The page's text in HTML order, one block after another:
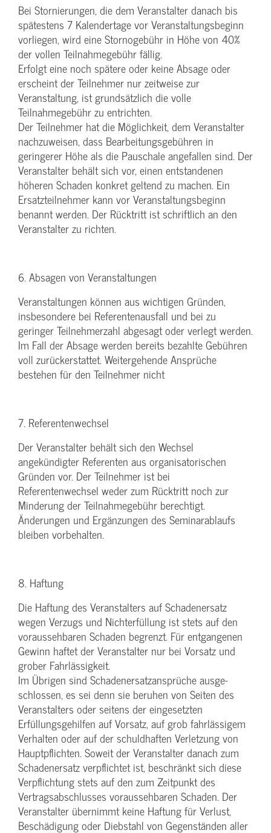
Bei Stornierungen, die dem Veranstalter danach bis
spätestens 7 Kalendertage vor Veranstaltungsbeginn
vorliegen, wird eine Stornogebühr in Höhe von 40%
der vollen Teilnahmegebühr fällig.
Erfolgt eine noch spätere oder keine Absage oder
erscheint der Teilnehmer nur zeitweise zur
Veranstaltung, ist grundsätzlich die volle
Teilnahmegebühr zu entrichten.
Der Teilnehmer hat die Möglichkeit, dem Veranstalter
nachzuweisen, dass Bearbeitungsgebühren in
geringerer Höhe als die Pauschale angefallen sind. Der
Veranstalter behält sich vor, einen entstandenen
höheren Schaden konkret geltend zu machen. Ein
Ersatzteilnehmer kann vor Veranstaltungsbeginn
benannt werden. Der Rücktritt ist schriftlich an den
Veranstalter zu richten.
6. Absagen von Veranstaltungen
Veranstaltungen können aus wichtigen Gründen,
insbesondere bei Referentenausfall und bei zu
geringer Teilnehmerzahl abgesagt oder verlegt werden.
Im Fall der Absage werden bereits bezahlte Gebühren
voll zurückerstattet. Weitergehende Ansprüche
bestehen für den Teilnehmer nicht
7. Referentenwechsel
Der Veranstalter behält sich den Wechsel
angekündigter Referenten aus organisatorischen
Gründen vor. Der Teilnehmer ist bei
Referentenwechsel weder zum Rücktritt noch zur
Minderung der Teilnahmegebühr berechtigt.
Änderungen und Ergänzungen des Seminarablaufs
bleiben vorbehalten.
8. Haftung
Die Haftung des Veranstalters auf Schadenersatz
wegen Verzugs und Nichterfüllung ist stets auf den
voraussehbaren Schaden begrenzt. Für entgangenen
Gewinn haftet der Veranstalter nur bei Vorsatz und
grober Fahrlässigkeit.
Im Übrigen sind Schadenersatzansprüche ausge-
schlossen, es sei denn sie beruhen von Seiten des
Veranstalters oder seitens der eingesetzten
Erfüllungsgehilfen auf Vorsatz, auf grob fahrlässigem
Verhalten oder auf der schuldhaften Verletzung von
Hauptpflichten. Soweit der Veranstalter danach zum
Schadenersatz verpflichtet ist, beschränkt sich diese
Verpflichtung stets auf den zum Zeitpunkt des
Vertragsabschlusses voraussehbaren Schaden. Der
Veranstalter übernimmt keine Haftung für Verlust,
Beschädigung oder Diebstahl von Gegenständen aller